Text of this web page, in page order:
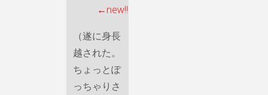
←new!!
（遂に身長
越された。
ちょっとぽ
っちゃりさ